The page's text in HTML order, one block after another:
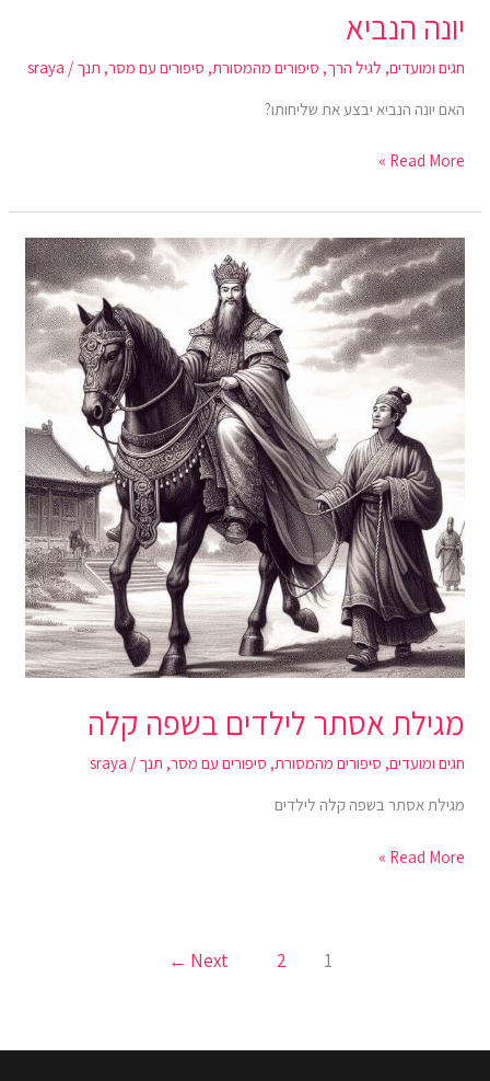
יונה הנביא
חגים ומועדים, לגיל הרך, סיפורים מהמסורת, סיפורים עם מסר, תנך /
sraya
האם יונה הנביא יבצע את שליחותו?
Read More »
מגילת אסתר לילדים בשפה קלה
חגים ומועדים, סיפורים מהמסורת, סיפורים עם מסר, תנך /
sraya
מגילת אסתר בשפה קלה לילדים
מגילת
אסתר
לילדים
בשפה
קלה
Read More »
1
2
Next
←